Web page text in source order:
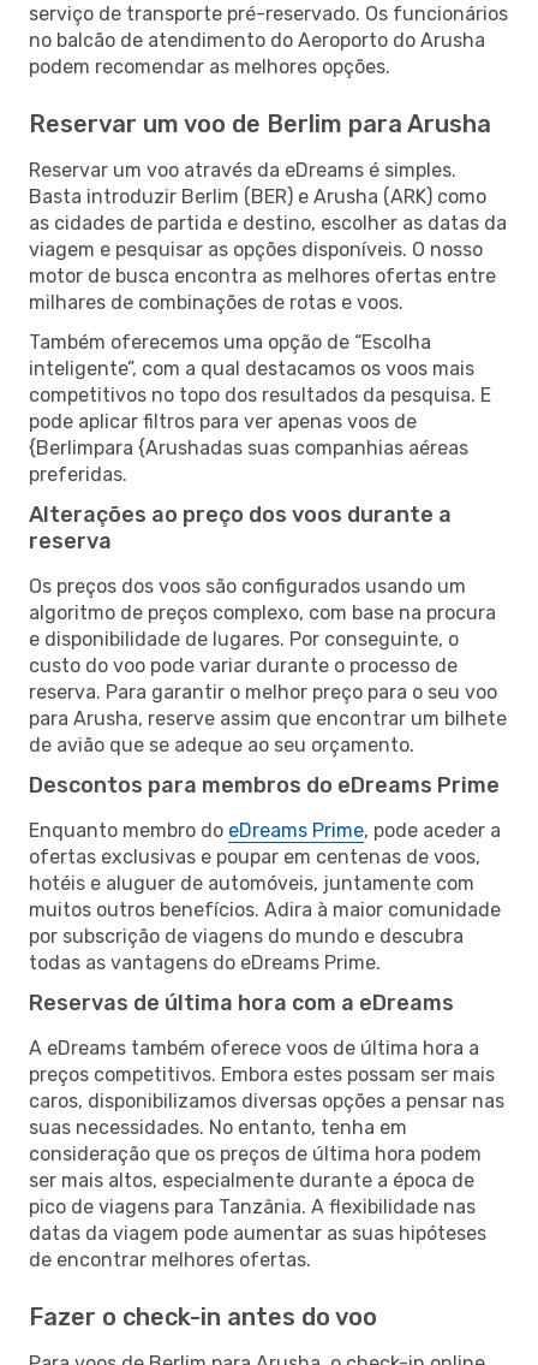
serviço de transporte pré-reservado. Os funcionários
no balcão de atendimento do Aeroporto do Arusha
podem recomendar as melhores opções.
Reservar um voo de Berlim para Arusha
Reservar um voo através da eDreams é simples.
Basta introduzir Berlim (BER) e Arusha (ARK) como
as cidades de partida e destino, escolher as datas da
viagem e pesquisar as opções disponíveis. O nosso
motor de busca encontra as melhores ofertas entre
milhares de combinações de rotas e voos.
Também oferecemos uma opção de “Escolha
inteligente”, com a qual destacamos os voos mais
competitivos no topo dos resultados da pesquisa. E
pode aplicar filtros para ver apenas voos de
{Berlimpara {Arushadas suas companhias aéreas
preferidas.
Alterações ao preço dos voos durante a
reserva
Os preços dos voos são configurados usando um
algoritmo de preços complexo, com base na procura
e disponibilidade de lugares. Por conseguinte, o
custo do voo pode variar durante o processo de
reserva. Para garantir o melhor preço para o seu voo
para Arusha, reserve assim que encontrar um bilhete
de avião que se adeque ao seu orçamento.
Descontos para membros do eDreams Prime
Enquanto membro do eDreams Prime, pode aceder a
ofertas exclusivas e poupar em centenas de voos,
hotéis e aluguer de automóveis, juntamente com
muitos outros benefícios. Adira à maior comunidade
por subscrição de viagens do mundo e descubra
todas as vantagens do eDreams Prime.
Reservas de última hora com a eDreams
A eDreams também oferece voos de última hora a
preços competitivos. Embora estes possam ser mais
caros, disponibilizamos diversas opções a pensar nas
suas necessidades. No entanto, tenha em
consideração que os preços de última hora podem
ser mais altos, especialmente durante a época de
pico de viagens para Tanzânia. A flexibilidade nas
datas da viagem pode aumentar as suas hipóteses
de encontrar melhores ofertas.
Fazer o check-in antes do voo